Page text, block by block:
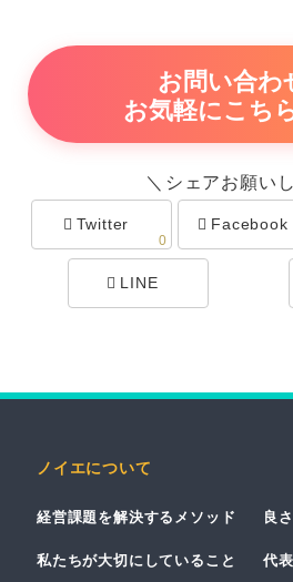
お問い合わ
お気軽にこち
＼シェアお願い
Twitter
0
Facebook
LINE
ノイエについて
経営課題を解決するメソッド 良
私たちが大切にしていること 代